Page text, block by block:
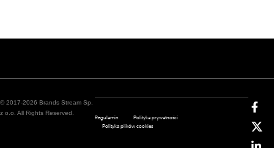
© 2017-2026 Brands Stream Sp.
z o.o. All Rights Reserved.
Regulamin
Polityka prywatności
Polityka plików cookies